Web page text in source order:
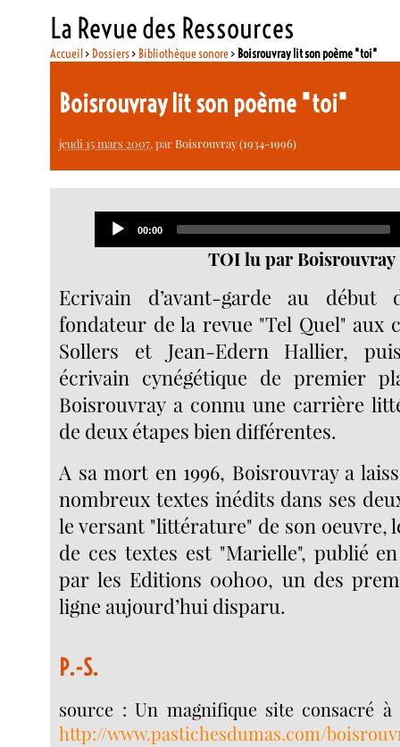
La Revue des Ressources
Accueil> Dossiers> Bibliothèque sonore> Boisrouvray lit son poème "toi"
Boisrouvray lit son poème "toi"
jeudi 15 mars 2007, parBoisrouvray (1934-1996)
Player
Current
00:00
TOI lu par Boisrouvray
Ecrivain d’avant-garde au début
fondateur de la revue "Tel Quel" aux
Sollers et Jean-Edern Hallier,
écrivain cynégétique de premier
Boisrouvray a connu une carrière
de deux étapes bien différentes.
A sa mort en 1996, Boisrouvray a
nombreux textes inédits dans ses
le versant "littérature" de son oeuvre,
de ces textes est "Marielle", publié
par les Editions 00h00, un des
ligne aujourd’hui disparu.
P.-S.
source : Un magnifique site consacré
http://www.pastichesdumas.com/